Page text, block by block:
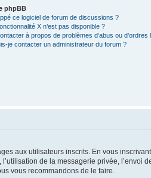
phpBB
ce logiciel de forum de discussions ?
X n’est pas disponible ?
à propos de problèmes d’abus ou
je contacter un administrateur du forum ?
aux utilisateurs inscrits. En vous
de la messagerie privée, l’envoi
vous recommandons de le faire.